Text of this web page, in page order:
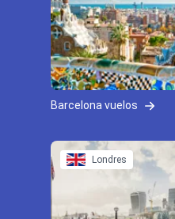
Barcelona vuelos
Londres